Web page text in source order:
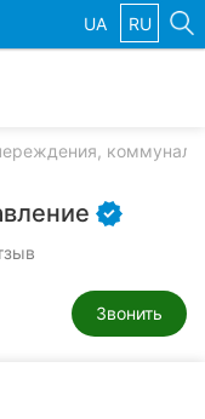
UA RU
Звонить